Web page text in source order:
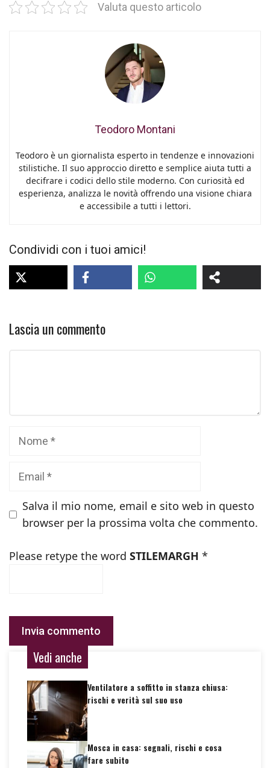
Valuta questo articolo
Teodoro Montani
Teodoro è un giornalista esperto in tendenze e innovazioni
stilistiche. Il suo approccio diretto e semplice aiuta tutti a
decifrare i codici dello stile moderno. Con curiosità ed
esperienza, analizza le novità offrendo una visione chiara
e accessibile a tutti i lettori.
Condividi con i tuoi amici!
Lascia un commento
Salva il mio nome, email e sito web in questo
browser per la prossima volta che commento.
Please retype the word STILEMARGH *
Vedi anche
Ventilatore a soffitto in stanza chiusa:
rischi e verità sul suo uso
Mosca in casa: segnali, rischi e cosa
fare subito